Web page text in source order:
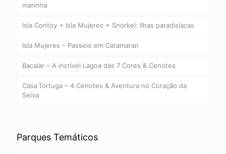
marinha
Isla Contoy + Isla Mujeres + Snorkel: Ilhas paradisíacas
Isla Mujeres – Passeio em Catamaran
Bacalar – A incrível Lagoa das 7 Cores & Cenotes
Casa Tortuga – 4 Cenotes & Aventura no Coração da
Selva
Parques Temáticos